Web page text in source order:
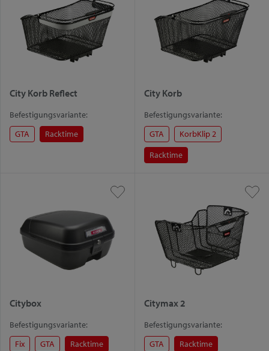
City Korb Reflect
Befestigungsvariante:
GTA
Racktime
City Korb
Befestigungsvariante:
GTA
KorbKlip 2
Racktime
Citybox
Befestigungsvariante:
Fix
GTA
Racktime
Citymax 2
Befestigungsvariante:
GTA
Racktime